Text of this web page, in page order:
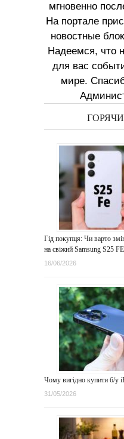
мгновенно
На портале
новостные
Надеемся, что
для вас
мире.
Гід покупця: Чи варто
на свіжий Samsung S25
16/06/2026
Чому вигідно купити б/у
31/05/2026